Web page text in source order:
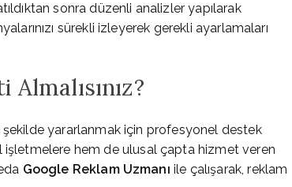
sonra düzenli analizler yapılarak
sürekli izleyerek gerekli ayarlamaları
yararlanmak için profesyonel destek
işletmelere hem de ulusal çapta hizmet veren
Google Reklam Uzmanı ile çalışarak, reklam